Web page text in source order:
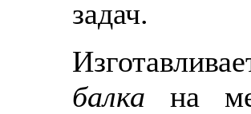
задач.
балка на